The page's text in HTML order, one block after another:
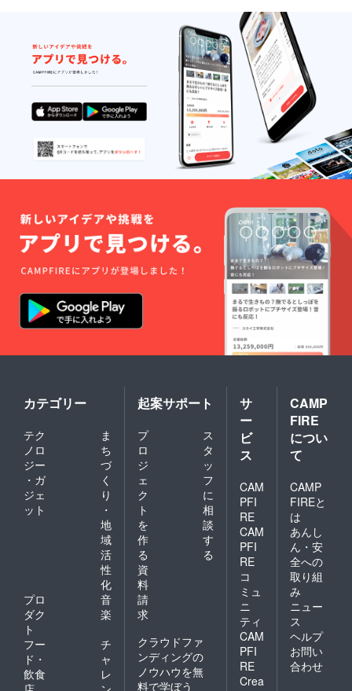
カテゴリー
テク
ノロ
ジー
・ガ
ジェ
ット
ま
ち
づ
く
り
・
地
域
活
性
化
プロ
ダク
ト
音
楽
フー
ド・
飲食
チ
ャ
レ
起案サポート
プ
ロ
ジ
ェ
ク
ト
を
作
る
ス
タ
ッ
フ
に
相
談
す
る
資
料
請
求
クラウドファ
ンディングの
ノウハウを無
料で学ぼう
サ
ー
ビ
ス
CAM
PFI
RE
CAM
PFI
RE
コ
ミュ
ニ
ティ
CAM
PFI
RE
Crea
CAMP
FIRE
につい
て
CAMP
FIREと
は
あんし
ん・安
全への
取り組
み
ニュー
ス
ヘルプ
お問い
合わせ